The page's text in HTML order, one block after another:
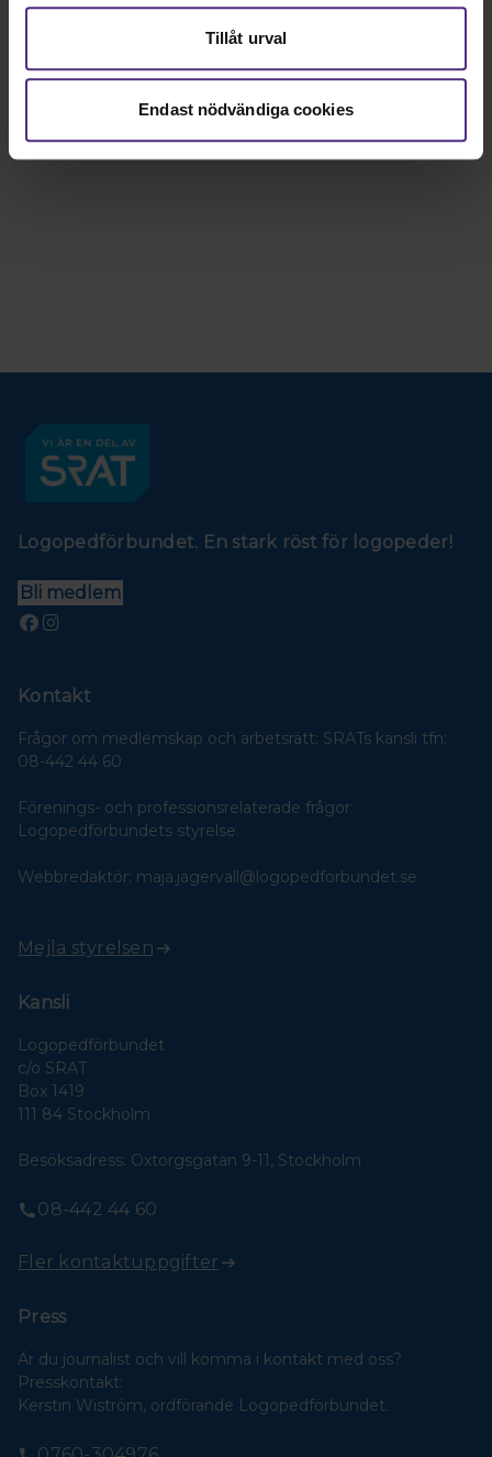
Tillåt urval
Endast nödvändiga cookies
Logopedförbundet. En stark röst för logopeder!
Bli medlem
Kontakt
Frågor om medlemskap och arbetsrätt: SRATs kansli tfn:
08-442 44 60
Förenings- och professionsrelaterade frågor:
Logopedförbundets styrelse.
Webbredaktör: maja.jagervall@logopedforbundet.se
Mejla styrelsen
Kansli
Logopedförbundet
c/o SRAT
Box 1419
111 84 Stockholm
Besöksadress: Oxtorgsgatan 9-11, Stockholm
08-442 44 60
Fler kontaktuppgifter
Press
Är du journalist och vill komma i kontakt med oss?
Presskontakt:
Kerstin Wiström, ordförande Logopedförbundet.